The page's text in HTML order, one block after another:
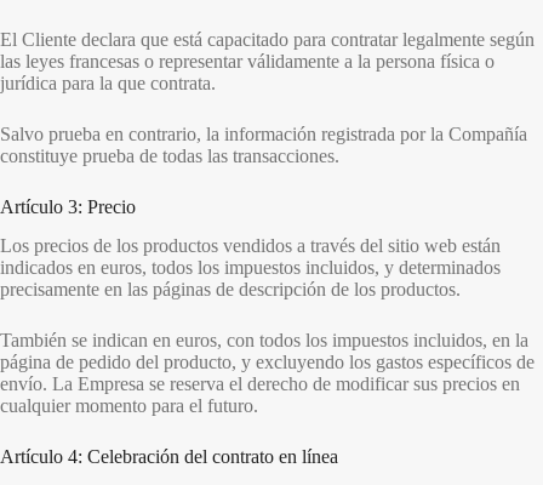
El Cliente declara que está capacitado para contratar legalmente según
las leyes francesas o representar válidamente a la persona física o
jurídica para la que contrata.
Salvo prueba en contrario, la información registrada por la Compañía
constituye prueba de todas las transacciones.
Artículo 3: Precio
Los precios de los productos vendidos a través del sitio web están
indicados en euros, todos los impuestos incluidos, y determinados
precisamente en las páginas de descripción de los productos.
También se indican en euros, con todos los impuestos incluidos, en la
página de pedido del producto, y excluyendo los gastos específicos de
envío. La Empresa se reserva el derecho de modificar sus precios en
cualquier momento para el futuro.
Artículo 4: Celebración del contrato en línea